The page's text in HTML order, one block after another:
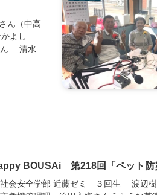
ん（中高
よし
ん 清水
BOUSAi 第218回「ペット防
社会安全学部 近藤ゼミ ３回生 渡